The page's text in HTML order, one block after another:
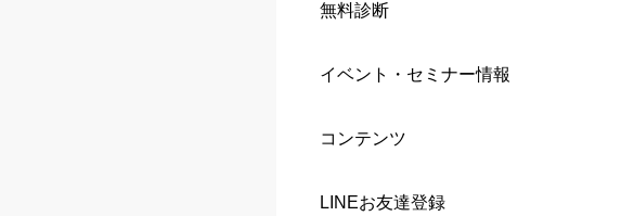
無料診断
イベント・セミナー情報
コンテンツ
LINEお友達登録